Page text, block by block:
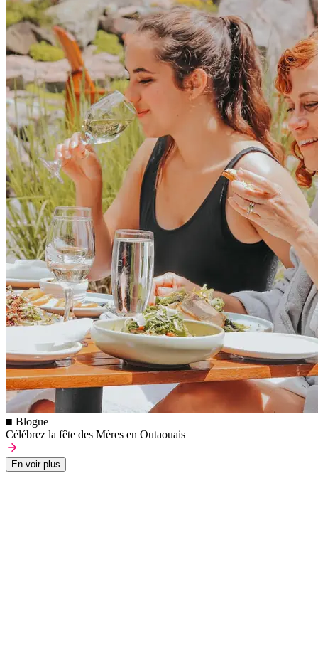
■ Blogue
Célébrez la fête des Mères en Outaouais
En voir plus